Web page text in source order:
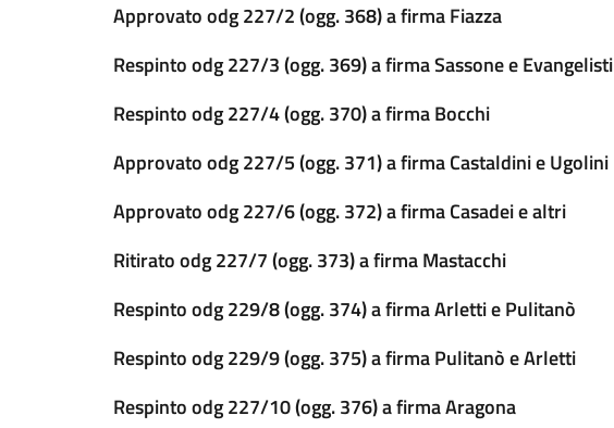
Approvato odg 227/2 (ogg. 368) a firma Fiazza
Respinto odg 227/3 (ogg. 369) a firma Sassone e Evangelisti
Respinto odg 227/4 (ogg. 370) a firma Bocchi
Approvato odg 227/5 (ogg. 371) a firma Castaldini e Ugolini
Approvato odg 227/6 (ogg. 372) a firma Casadei e altri
Ritirato odg 227/7 (ogg. 373) a firma Mastacchi
Respinto odg 229/8 (ogg. 374) a firma Arletti e Pulitanò
Respinto odg 229/9 (ogg. 375) a firma Pulitanò e Arletti
Respinto odg 227/10 (ogg. 376) a firma Aragona